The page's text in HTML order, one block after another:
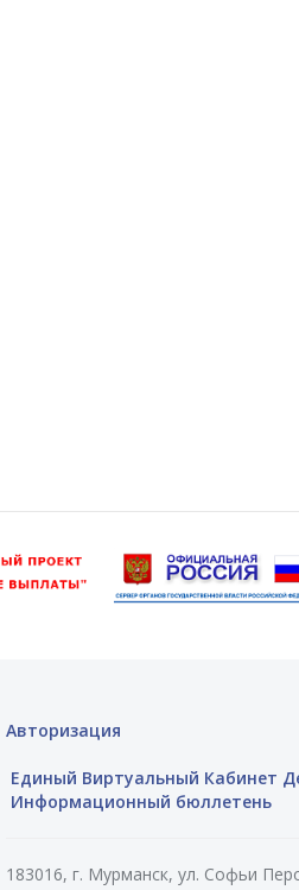
Авторизация
Единый Виртуальный Кабинет
Информационный бюллетень
183016, г. Мурманск, ул. Софьи